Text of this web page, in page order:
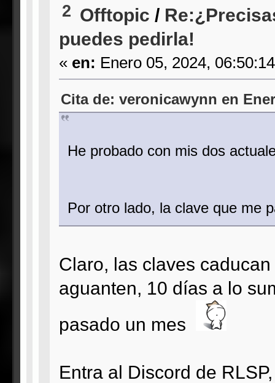
2 Offtopic /
puedes pedirla!
« en: Enero 05, 2024,
Cita de: veronicawynn en
He probado con mis dos
Por otro lado, la clave que me
Claro, las claves
aguanten, 10 días a lo
pasado un mes
Entra al Discord de